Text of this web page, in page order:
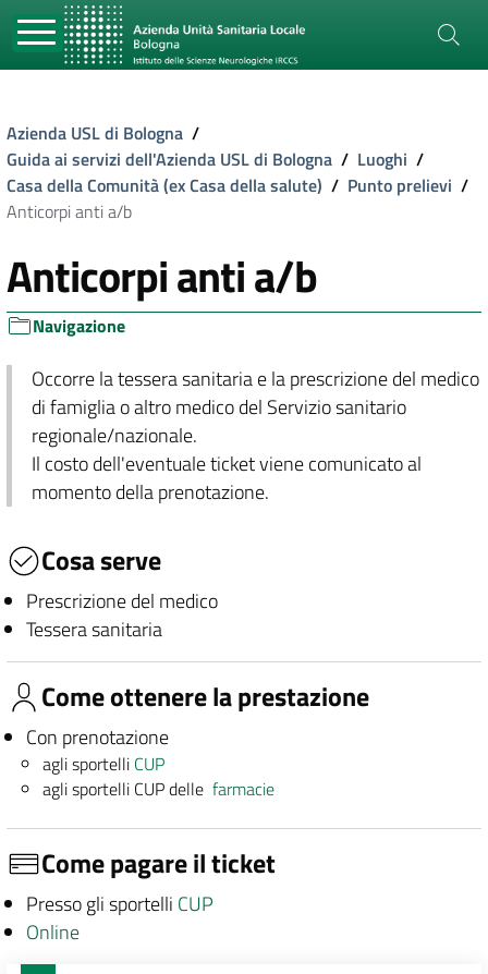
Azienda USL di Bologna /
Guida ai servizi dell'Azienda USL di Bologna / Luoghi /
Casa della Comunità (ex Casa della salute) / Punto prelievi /
Anticorpi anti a/b
Anticorpi anti a/b
Navigazione
Occorre la tessera sanitaria e la prescrizione del medico
di famiglia o altro medico del Servizio sanitario
regionale/nazionale.
Il costo dell'eventuale ticket viene comunicato al
momento della prenotazione.
Cosa serve
Prescrizione del medico
Tessera sanitaria
Come ottenere la prestazione
Con prenotazione
agli sportelli CUP
agli sportelli CUP dellefarmacie
Come pagare il ticket
Presso gli sportelli CUP
Online